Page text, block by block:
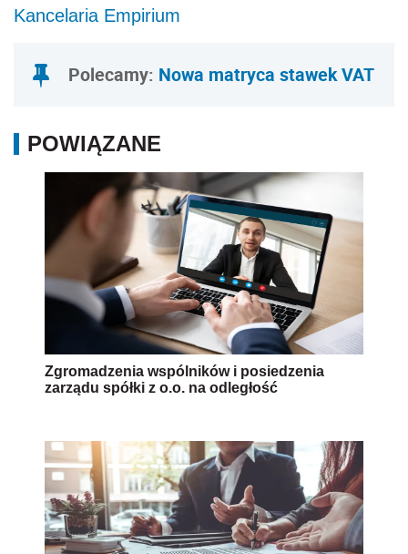
Kancelaria Empirium
Polecamy: Nowa matryca stawek VAT
POWIĄZANE
Zgromadzenia wspólników i posiedzenia
zarządu spółki z o.o. na odległość